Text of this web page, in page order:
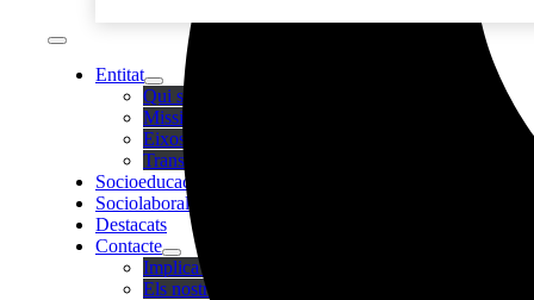
Entitat
Qui som
Missió, visió i valors
Eixos
Transparència
Socioeducació
Sociolaboral
Destacats
Contacte
Implica’t
Els nostres centres